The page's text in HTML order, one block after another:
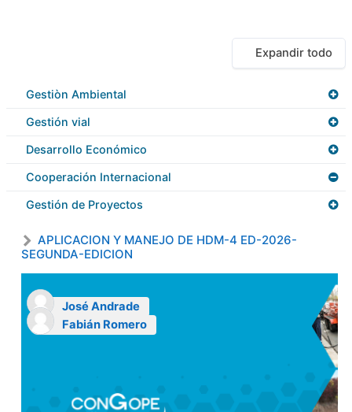
Expandir todo
Gestiòn Ambiental
Gestión vial
Desarrollo Económico
Cooperación Internacional
Gestión de Proyectos
APLICACION Y MANEJO DE HDM-4 ED-2026-
SEGUNDA-EDICION
José Andrade
Fabián Romero